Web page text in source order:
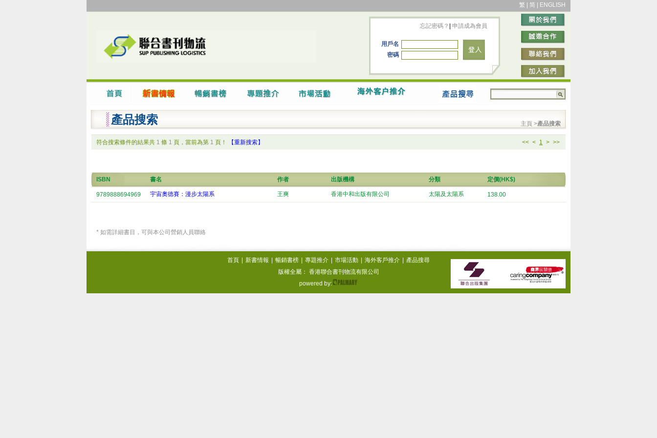
繁 简 ENGLISH
忘記密碼？ 申請成為會員
用戶名
密碼
產品搜索 主頁 >產品搜索
符合搜索條件的結果共 1 條 1 頁，當前為第 1 頁！ 【重新搜索】 << < 1 > >>
ISBN 書名 作者 出版機構 分類 定價(HK$)
9789888694969 宇宙奧德賽：漫步太陽系 王爽 香港中和出版有限公司 太陽及太陽系 138.00
* 如需詳細書目，可與本公司營銷人員聯絡
首頁 新書情報 暢銷書榜 專題推介 市場活動 海外客戶推介
產品搜尋
版權全屬： 香港聯合書刊物流有限公司
powered by: